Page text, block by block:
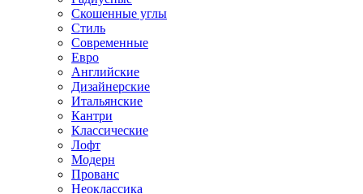
Скошенные углы
Стиль
Современные
Евро
Английские
Дизайнерские
Итальянские
Кантри
Классические
Лофт
Модерн
Прованс
Неоклассика